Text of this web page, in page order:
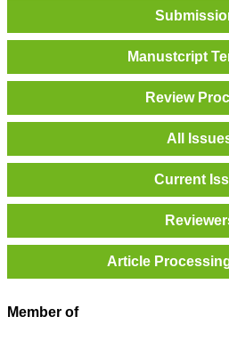
Manustcript
Review
All
Current
Article
Member of